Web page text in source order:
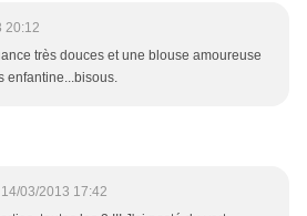
20:12
très douces et une blouse amoureuse
enfantine...bisous.
14/03/2013 17:42